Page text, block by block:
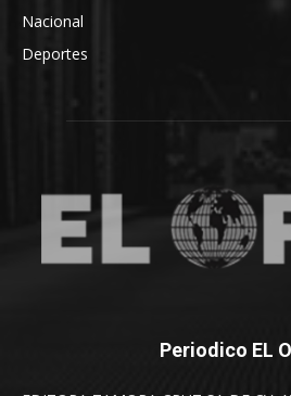
Nacional
Deportes
Periodico EL